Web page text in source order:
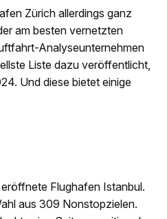
Zürich allerdings ganz
am besten vernetzten
Analyseunternehmen
Liste dazu veröffentlicht,
Und diese bietet einige
Flughafen Istanbul.
aus 309 Nonstopzielen.